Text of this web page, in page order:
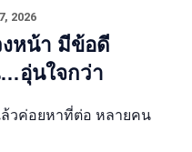
2026
หน้า มีข้อดี
อุ่นใจกว่า
วค่อยหาที่ต่อ หลายคน